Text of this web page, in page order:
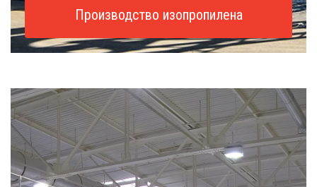
Производство изопропилена